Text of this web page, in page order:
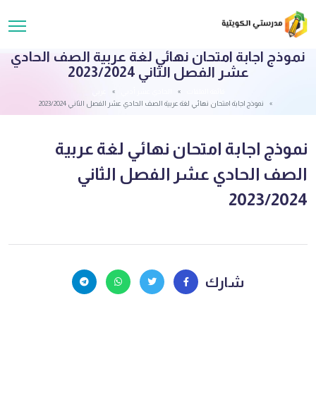
نموذج اجابة امتحان نهائي لغة عربية الصف الحادي
عشر الفصل الثاني 2023/2024
نموذج اجابة امتحان نهائي لغة عربية الصف الحادي عشر الفصل الثاني 2023/2024
نموذج اجابة امتحان نهائي لغة عربية
الصف الحادي عشر الفصل الثاني
2023/2024
شارك